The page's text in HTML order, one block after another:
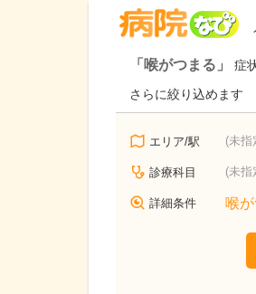
「喉がつまる」
症
さらに絞り込めます
エリア/駅 (未指
診療科目 (未指
詳細条件 喉